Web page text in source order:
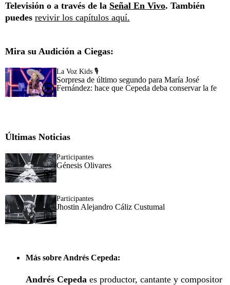
Televisión o a través de la Señal En Vivo. También
puedes revivir los capítulos aquí.
Mira su Audición a Ciegas:
La Voz Kids 🎙️
Sorpresa de último segundo para María José
Fernández: hace que Cepeda deba conservar la fe
Últimas Noticias
Participantes
Génesis Olivares
Participantes
Jhostin Alejandro Cáliz Custumal
Más sobre Andrés Cepeda:
Andrés Cepeda es productor, cantante y compositor